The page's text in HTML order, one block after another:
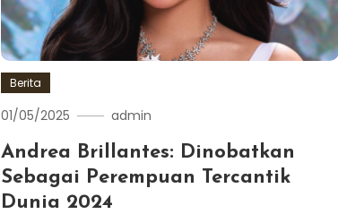
Berita
01/05/2025 admin
Andrea Brillantes: Dinobatkan
Sebagai Perempuan Tercantik
Dunia 2024